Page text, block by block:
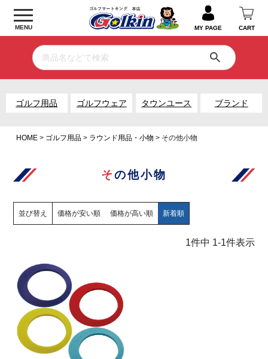
MENU MY PAGE CART
ゴルフ用品 ゴルフウェア タウンユース ブランド
HOME ゴルフ用品 ラウンド用品・小物 その他小物
その他小物
並び替え 価格が安い順 価格が高い順 新着順
1件中 1-1件表示